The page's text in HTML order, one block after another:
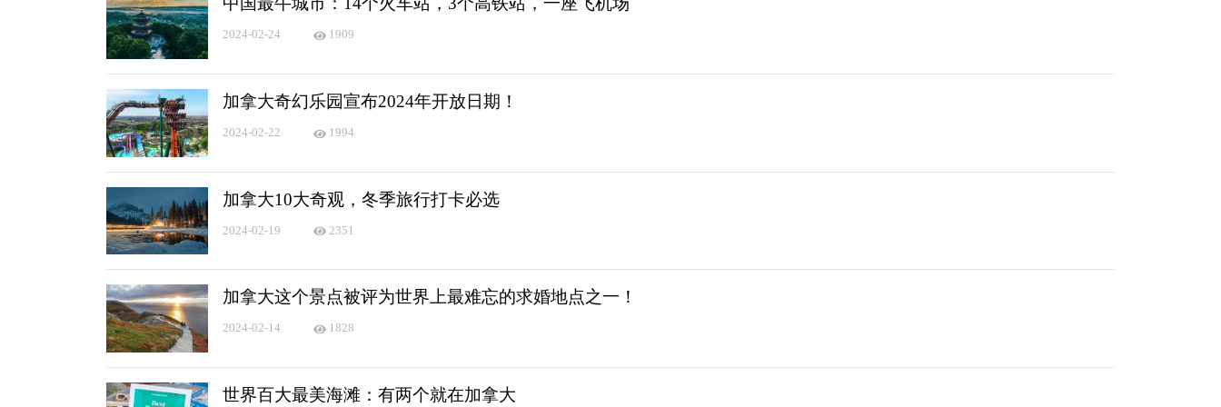
2024-02-24 1909
加拿大奇幻乐园宣布2024年开放日期！
2024-02-22 1994
加拿大10大奇观，冬季旅行打卡必选
2024-02-19 2351
加拿大这个景点被评为世界上最难忘的求婚地点之一！
2024-02-14 1828
世界百大最美海滩：有两个就在加拿大